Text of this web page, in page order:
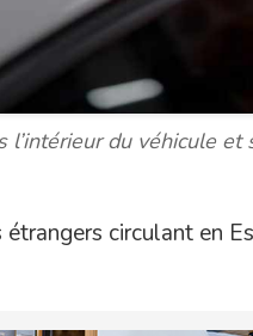
l’intérieur du véhicule
circulant en